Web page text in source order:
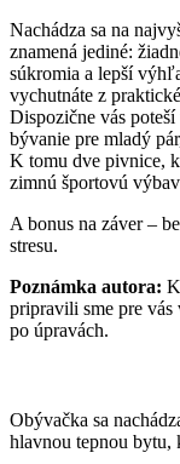
Nachádza sa na
znamená jediné:
súkromia a lepší
vychutnáte z
Dispozične vás
bývanie pre mladý
K tomu dve pivnice,
zimnú športovú
A bonus na záver –
stresu.
Poznámka autora:
pripravili sme pre vás
po úpravách.
Obývačka sa
hlavnou tepnou bytu,